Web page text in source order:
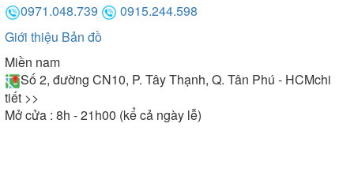
0971.048.739
0915.244.598
Giới thiệu Bản đồ
Miền nam
Số 2, đường CN10, P. Tây Thạnh, Q. Tân Phú - HCMchi
tiết >>
Mở cửa : 8h - 21h00 (kể cả ngày lễ)